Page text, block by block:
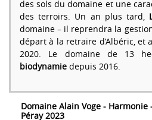
des sols du domaine et une
des terroirs. Un an plus tard,
domaine – il reprendra la
départ à la retraire d’Albéric, et
2020. Le domaine de 13
biodynamie depuis 2016.
Domaine Alain Voge - Harmonie
Péray 2023